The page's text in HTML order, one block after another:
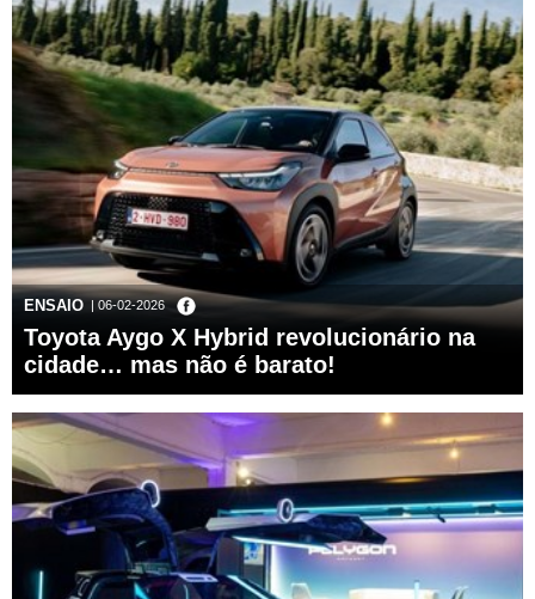
ENSAIO | 06-02-2026
Toyota Aygo X Hybrid revolucionário na
cidade… mas não é barato!